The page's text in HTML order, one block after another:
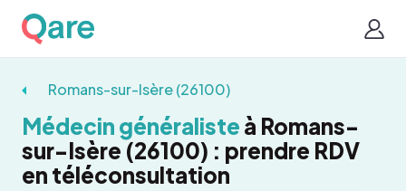
Romans-sur-Isère (26100)
Médecin généraliste à Romans-
sur-Isère (26100) : prendre RDV
en téléconsultation